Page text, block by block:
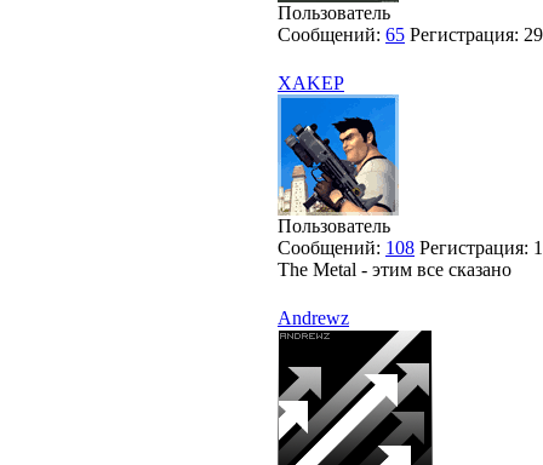
Пользователь
Сообщений: 65 Регистрация:
XAKEP
Пользователь
Сообщений: 108 Регистрация:
The Metal - этим все сказано
Andrewz